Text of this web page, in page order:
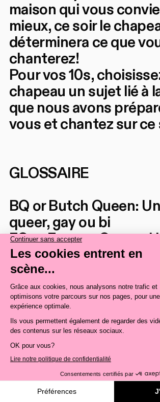
maison qui vous
mieux, ce soir le
déterminera ce que
chanterez!
Pour vos 10s,
chapeau un sujet lié à
que nous avons
vous et chantez sur ce
GLOSSAIRE
BQ or Butch Queen:
queer, gay ou bi
FQ or Femme Queen:
femme trans
GNC: Gender non-
Non-binaire
FF or Female Figure:
les femmes, les drags
OAT: Ouvert à tous
Drag: Drag queen
Butch: Femme cis
Butch/lesbienne